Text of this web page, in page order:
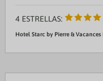
4 ESTRELLAS:
Hotel Starc by Pierre & Vacances